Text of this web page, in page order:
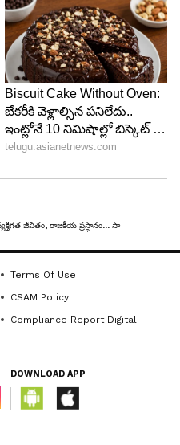
చేపట్టిన డి.శ్రీనివాస్
శాసనమండలి
ఆనాటి సీఎం కేసీఆర్
వదిలి బిఆర్ఎస్
నుండి 2022 వరకు
పనిచేసారు. బిఆర్ఎస్
సొంతగూటికి చేరారు
ధర్మపురి శ్రీనివాస్ వ్యక్తిగత జీవితం, రాజకీయ ప్రస్ధానం... సామాన్య కార్యకర్త నుండి పిసిసి చీఫ్ వరకు..
Terms Of Use
CSAM Policy
Compliance Report Digital
DOWNLOAD APP